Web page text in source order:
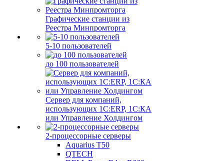
Графические станции из
Реестра Минпромторга
5-10 пользователей
до 100 пользователей
Сервер для компаний,
использующих 1C:ERP, 1С:КА
или Управление Холдингом
2-процессорные серверы
Aquarius T50
QTECH